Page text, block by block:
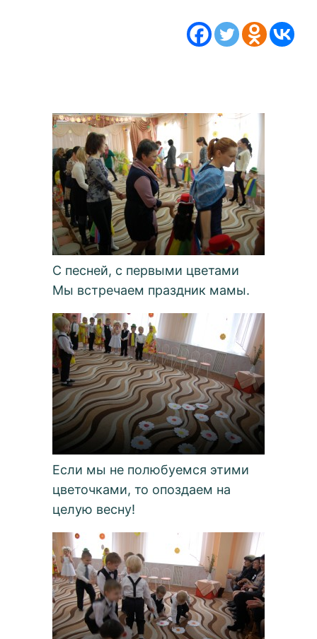
С песней, с первыми цветами
Мы встречаем праздник мамы.
Если мы не полюбуемся этими
цветочками, то опоздаем на
целую весну!